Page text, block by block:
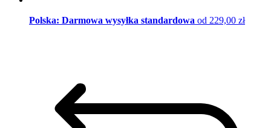
Polska: Darmowa wysyłka standardowa od 229,00 zł